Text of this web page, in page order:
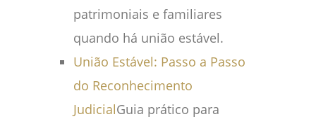
patrimoniais e familiares
quando há união estável.
União Estável: Passo a Passo
do Reconhecimento
JudicialGuia prático para